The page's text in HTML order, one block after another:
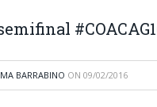
BARRABINO ON 09/02/2016